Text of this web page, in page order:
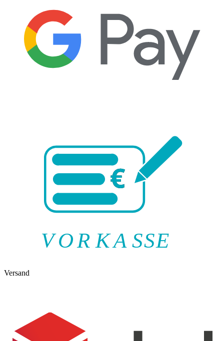
VOR KA SSE
Versand